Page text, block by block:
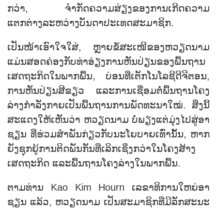
ກວ່າ, ຈຳກັດຄວາມສ່ຽງຂອງການເກີດຄວາມ
ແຕກຕ່າງລະຫວ່າງບັນດາປະເທດສະມາຊິກ.
ເປັນໜ້າເອົາໃຈໃສ່, ຫຼາຍຂໍ້ສະເໜີຂອງຫວຽດນາມ
ແມ່ນສອດຄ່ອງກັບທ່າອ່ຽງການຫັນປ່ຽນຂອງພື້ນຖານ
ເສດຖະກິດໃນພາກພື້ນ, ບ່ອນທີ່ເຕັກໂນໂລຊີດີຈີຕອນ,
ການຫັນປ່ຽນສີຂຽວ ແລະການເຊື່ອມຕໍ່ພື້ນຖານໂຄງ
ລ່າງກຳລັງກາຍເປັນພື້ນຖານການພັດທະນາໃໝ່. ສິ່ງນີ້
ສະແດງໃຫ້ເຫັນວ່າ ຫວຽດນາມ ບໍ່ພຽງແຕ່ມຸ່ງໄປສູ່ອາ
ຊຽນ ທີ່ຮ່ວມສໍາພັນກ່ຽວກັບນະໂຍບາຍເທົ່ານັ້ນ, ຫາກ
ຍັງຊຸກຍູ້ການຕິດພັນກັນທີ່ເລິກເຊິ່ງກວ່າໃນໂຄງສ້າງ
ເສດຖະກິດ ແລະພື້ນຖານໂຄງລ່າງໃນພາກພື້ນ.
ຕາມທ່ານ Kao Kim Hourn ເລຂາທິການໃຫຍ່ອາ
ຊຽນ ແລ້ວ, ຫວຽດນາມ ເປັນສະມາຊິກທີ່ມີລັກສະນະ